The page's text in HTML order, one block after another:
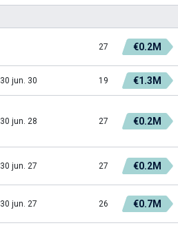
27 €0.2M
30 jun. 30 19 €1.3M
30 jun. 28 27 €0.2M
30 jun. 27 27 €0.2M
30 jun. 27 26 €0.7M